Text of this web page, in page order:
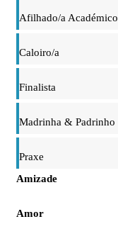
Afilhado/a Académico
Caloiro/a
Finalista
Madrinha & Padrinho
Praxe
Amizade
Amor